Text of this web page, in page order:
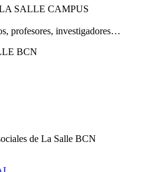
SALLE CAMPUS
profesores, investigadores…
BCN
de La Salle BCN